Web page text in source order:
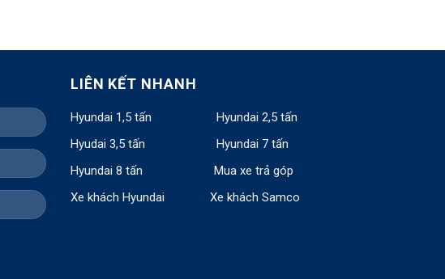
LIÊN KẾT NHANH
Hyundai 1,5 tấn
Hyundai 2,5 tấn
Hyudai 3,5 tấn
Hyundai 7 tấn
Hyundai 8 tấn
Mua xe trả góp
Xe khách Hyundai
Xe khách Samco